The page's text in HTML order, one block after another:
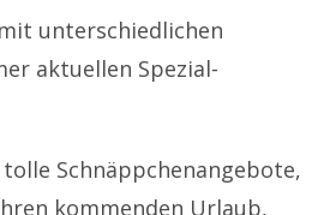
unterschiedlichen
aktuellen Spezial-
Schnäppchenangebote,
kommenden Urlaub,